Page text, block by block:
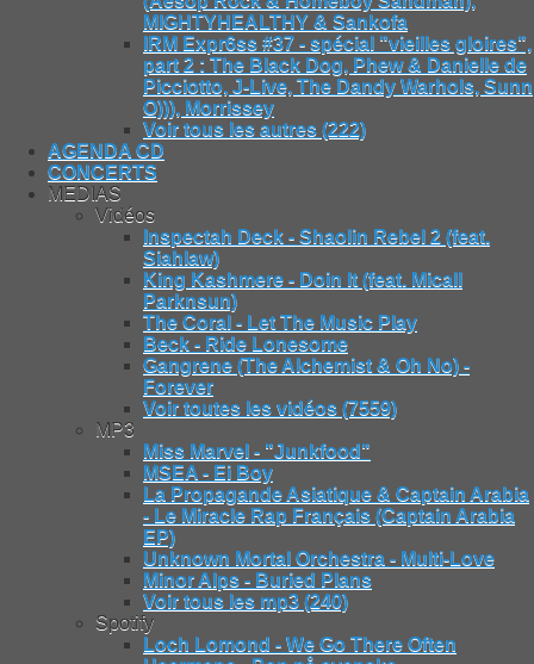
MIGHTYHEALTHY & Sankofa
IRM Expr6ss #37 - spécial "vieilles gloires",
part 2 : The Black Dog, Phew & Danielle de
Picciotto, J-Live, The Dandy Warhols, Sunn
O))), Morrissey
Voir tous les autres (222)
AGENDA CD
CONCERTS
MEDIAS
Vidéos
Inspectah Deck - Shaolin Rebel 2 (feat.
Siahlaw)
King Kashmere - Doin It (feat. Micall
Parknsun)
The Coral - Let The Music Play
Beck - Ride Lonesome
Gangrene (The Alchemist & Oh No) -
Forever
Voir toutes les vidéos (7559)
MP3
Miss Marvel - "Junkfood"
MSEA - Ei Boy
La Propagande Asiatique & Captain Arabia
- Le Miracle Rap Français (Captain Arabia
EP)
Unknown Mortal Orchestra - Multi-Love
Minor Alps - Buried Plans
Voir tous les mp3 (240)
Spotify
Loch Lomond - We Go There Often